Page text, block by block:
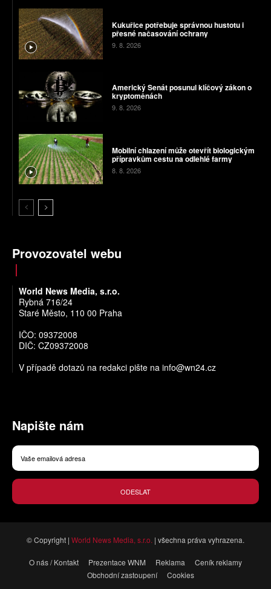
Kukuřice potřebuje správnou hustotu i
přesné načasování ochrany
9. 8. 2026
Americký Senát posunul klíčový zákon o
kryptoměnách
9. 8. 2026
Mobilní chlazení může otevřít biologickým
přípravkům cestu na odlehlé farmy
8. 8. 2026
Provozovatel webu
World News Media, s.r.o.
Rybná 716/24
Staré Město, 110 00 Praha
IČO: 09372008
DIČ: CZ09372008
V případě dotazů na redakci pište na info@wn24.cz
Napište nám
ODESLAT
© Copyright | World News Media, s.r.o. | všechna práva vyhrazena.
O nás / Kontakt Prezentace WNM Reklama
Ceník reklamy
Obchodní zastoupení
Cookies